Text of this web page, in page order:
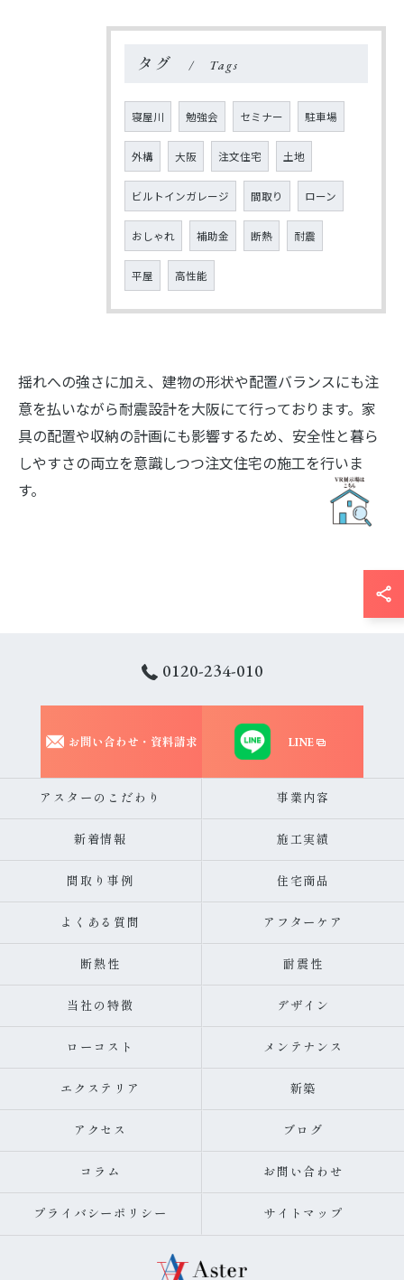
タグ Tags
寝屋川 勉強会 セミナー 駐車場
外構 大阪 注文住宅 土地
ビルトインガレージ 間取り ローン
おしゃれ 補助金 断熱 耐震
平屋 高性能
揺れへの強さに加え、建物の形状や配置バランスにも注
意を払いながら耐震設計を大阪にて行っております。家
具の配置や収納の計画にも影響するため、安全性と暮ら
しやすさの両立を意識しつつ注文住宅の施工を行いま
す。
0120-234-010
お問い合わせ・資料請求 LINE
アスターのこだわり 事業内容
新着情報 施工実績
間取り事例 住宅商品
よくある質問 アフターケア
断熱性 耐震性
当社の特徴 デザイン
ローコスト メンテナンス
エクステリア 新築
アクセス ブログ
コラム お問い合わせ
プライバシーポリシー サイトマップ